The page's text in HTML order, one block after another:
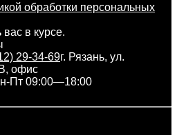
обработки персональных
в курсе.
29-34-69г. Рязань, ул.
офис
Пт 09:00—18:00